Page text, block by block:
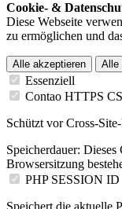
Cookie- &
Diese Webseite
zu ermöglichen und
Alle akzeptieren Alle
Essenziell
Contao HTTPS
Schützt vor Cross-
Speicherdauer: Dieses
Browsersitzung
PHP SESSION ID